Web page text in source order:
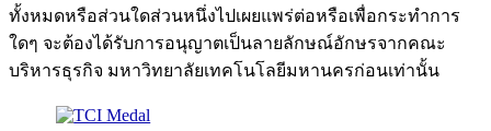
ทั้งหมดหรือส่วนใดส่วนหนึ่งไปเผยแพร่ต่อหรือเพื่อกระทำการ
ใดๆ จะต้องได้รับการอนุญาตเป็นลายลักษณ์อักษรจากคณะ
บริหารธุรกิจ มหาวิทยาลัยเทคโนโลยีมหานครก่อนเท่านั้น